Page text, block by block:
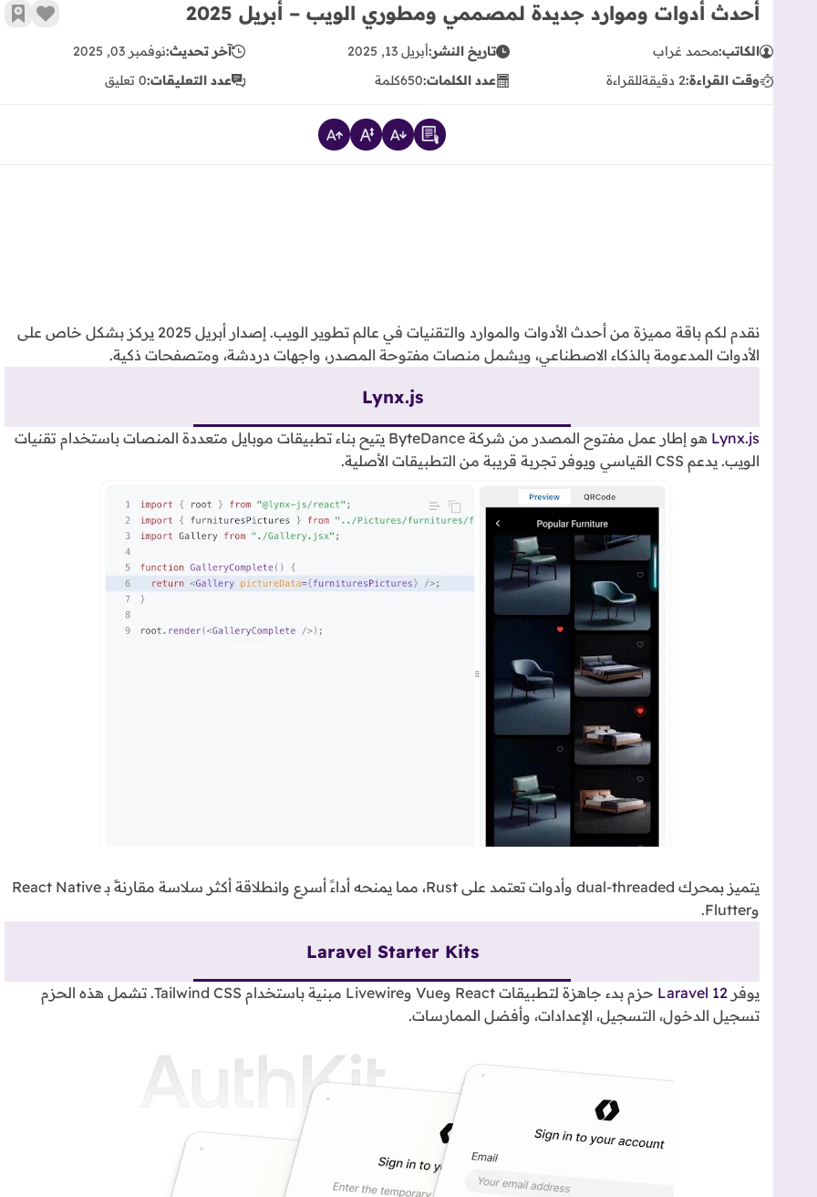
أحدث أدوات وموارد جديدة لمصممي ومطوري الويب – أبريل 2025 زر
الكاتب:محمد غراب تاريخ النشر:أبريل 13, 2025 آخر تحديث:نوفمبر 03, 2025
وقت القراءة:2 دقيقة للقراءة عدد الكلمات:650كلمة عدد التعليقات:0 تعليق
نقدم لكم باقة مميزة من أحدث الأدوات والموارد والتقنيات في عالم تطوير الويب. إصدار أبريل 2025 يركز بشكل خاص على
الأدوات المدعومة بالذكاء الاصطناعي، ويشمل منصات مفتوحة المصدر، واجهات دردشة، ومتصفحات ذكية.
Lynx.js
Lynx.js
هو إطار عمل مفتوح المصدر من شركة ByteDance يتيح بناء تطبيقات موبايل متعددة المنصات باستخدام تقنيات
الويب. يدعم CSS القياسي ويوفر تجربة قريبة من التطبيقات الأصلية.
يتميز بمحرك dual-threaded وأدوات تعتمد على Rust، مما يمنحه أداءً أسرع وانطلاقة أكثر سلاسة مقارنةً بـ React Native
وFlutter.
Laravel Starter Kits
يوفر Laravel 12
حزم بدء جاهزة لتطبيقات React وVue وLivewire مبنية باستخدام Tailwind CSS. تشمل هذه الحزم
تسجيل الدخول، التسجيل، الإعدادات، وأفضل الممارسات.